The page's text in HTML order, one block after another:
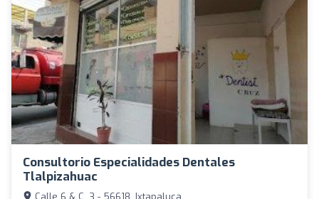
Consultorio Especialidades Dentales
Tlalpizahuac
Calle 6 & C. 3 - 56618, Ixtapaluca